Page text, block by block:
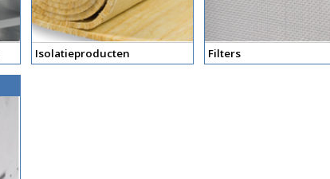
Isolatieproducten Filters